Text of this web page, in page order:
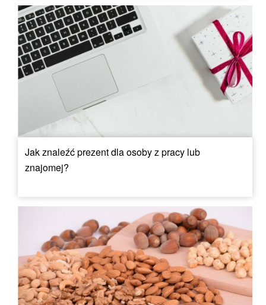
Jak znaleźć prezent dla osoby z pracy lub
znajomej?